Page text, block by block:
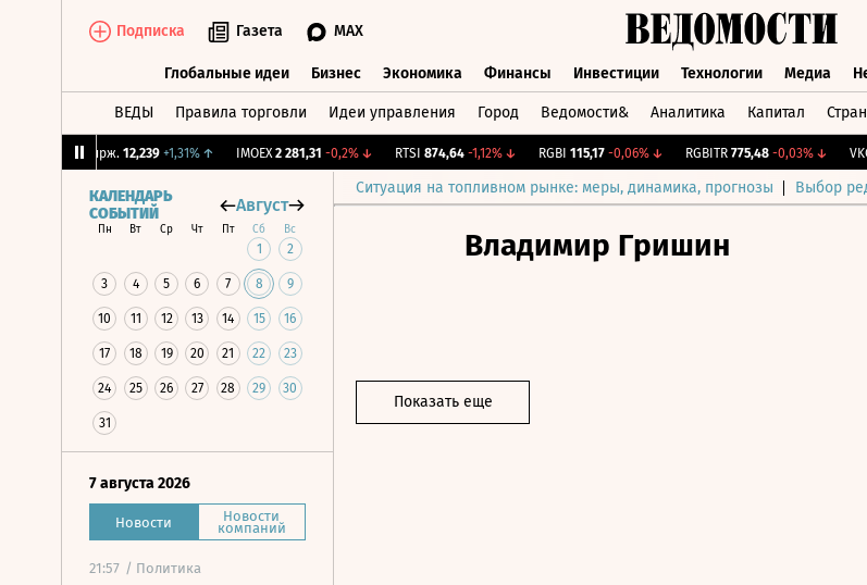
Подписка Газета MAX
Глобальные идеи Бизнес Экономика Финансы Инвестиции Технологии Медиа
ВЕДЫ Правила торговли Идеи управления Город Ведомости& Аналитика Капитал
CNY Бирж. 12,239 +1,31%↑ IMOEX 2 281,31 -0,2%↓ RTSI 874,64 -1,12% ↓ RGBI 115,17 -0,06%↓ RGBITR 775,48 -0,03%↓ VKCO
Ситуация на топливном рынке: меры, динамика, прогнозы Выбор
КАЛЕНДАРЬ
СОБЫТИЙ
Август
Пн Вт Ср Чт Пт Сб Вс
1 2
3 4 5 6 7 8 9
10 11 12 13 14 15 16
17 18 19 20 21 22 23
24 25 26 27 28 29 30
31
7 августа 2026
Новости Новости
компаний
21:57 / Политика
Владимир Гришин
Показать еще